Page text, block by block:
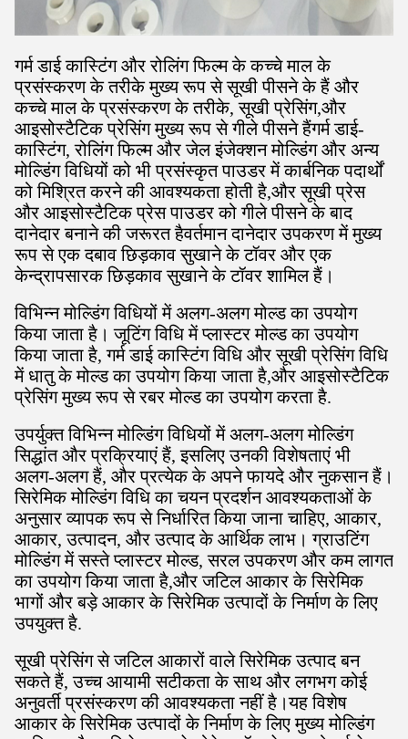
गर्म डाई कास्टिंग और रोलिंग फिल्म के कच्चे माल के
प्रसंस्करण के तरीके मुख्य रूप से सूखी पीसने के हैं और
कच्चे माल के प्रसंस्करण के तरीके, सूखी प्रेसिंग,और
आइसोस्टैटिक प्रेसिंग मुख्य रूप से गीले पीसने हैंगर्म डाई-
कास्टिंग, रोलिंग फिल्म और जेल इंजेक्शन मोल्डिंग और अन्य
मोल्डिंग विधियों को भी प्रसंस्कृत पाउडर में कार्बनिक पदार्थों
को मिश्रित करने की आवश्यकता होती है,और सूखी प्रेस
और आइसोस्टैटिक प्रेस पाउडर को गीले पीसने के बाद
दानेदार बनाने की जरूरत हैवर्तमान दानेदार उपकरण में मुख्य
रूप से एक दबाव छिड़काव सुखाने के टॉवर और एक
केन्द्रापसारक छिड़काव सुखाने के टॉवर शामिल हैं।
विभिन्न मोल्डिंग विधियों में अलग-अलग मोल्ड का उपयोग
किया जाता है। जूटिंग विधि में प्लास्टर मोल्ड का उपयोग
किया जाता है, गर्म डाई कास्टिंग विधि और सूखी प्रेसिंग विधि
में धातु के मोल्ड का उपयोग किया जाता है,और आइसोस्टैटिक
प्रेसिंग मुख्य रूप से रबर मोल्ड का उपयोग करता है.
उपर्युक्त विभिन्न मोल्डिंग विधियों में अलग-अलग मोल्डिंग
सिद्धांत और प्रक्रियाएं हैं, इसलिए उनकी विशेषताएं भी
अलग-अलग हैं, और प्रत्येक के अपने फायदे और नुकसान हैं।
सिरेमिक मोल्डिंग विधि का चयन प्रदर्शन आवश्यकताओं के
अनुसार व्यापक रूप से निर्धारित किया जाना चाहिए, आकार,
आकार, उत्पादन, और उत्पाद के आर्थिक लाभ। ग्राउटिंग
मोल्डिंग में सस्ते प्लास्टर मोल्ड, सरल उपकरण और कम लागत
का उपयोग किया जाता है,और जटिल आकार के सिरेमिक
भागों और बड़े आकार के सिरेमिक उत्पादों के निर्माण के लिए
उपयुक्त है.
सूखी प्रेसिंग से जटिल आकारों वाले सिरेमिक उत्पाद बन
सकते हैं, उच्च आयामी सटीकता के साथ और लगभग कोई
अनुवर्ती प्रसंस्करण की आवश्यकता नहीं है।यह विशेष
आकार के सिरेमिक उत्पादों के निर्माण के लिए मुख्य मोल्डिंग